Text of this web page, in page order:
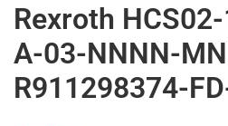
Rexroth
A-03-NNNN-
R911298374-